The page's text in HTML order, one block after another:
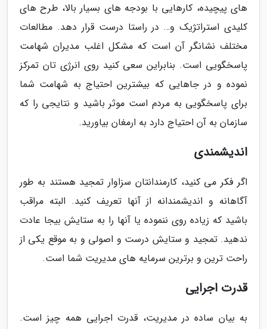
های پیچیده، کارهایی با بودجه های بسیار بالا، طرح های
کلیدی استراتژیک و… در راستا درست قرار دهد. مطالعات
مختلف نشانگر آن است که مشکل اغلب مدیران شهامت
پاسخگویی است. بنابراین سعی کنید روی انرژی تان تمرکز
نموده و در جاهایی که بیشترین احتیاج به شهامت شما
برای پاسخگویی به مردم است موثر باشید و نتایجی را که
سازمان به آن احتیاج دارد به ارمغان بیاورید.
اندیشمندی
اگر فکر می کنید، کارمندانتان سزاوار تمجید هستند به طور
آگاهانه و اندیشمندانه از آنها تعریف کنید. البته مراقب
باشید که زیاده روی ننموده یا آنها را به ستایش بیجا عادت
ندهید. تمجید و ستایش درست و اصولی و به موقع یکی از
راحت ترین و برترین سرمایه های مدیریت شما است.
قدرت اجرایی
به بیان ساده در مدیریت، قدرت اجرایی همه چیز است.